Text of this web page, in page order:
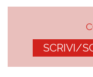
SCRIVI/